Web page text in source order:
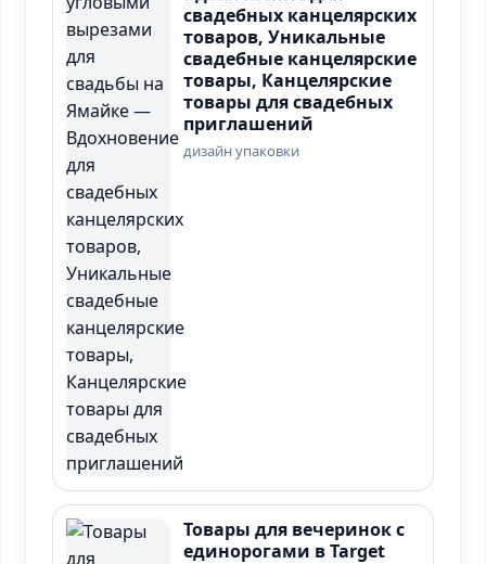
свадебных канцелярских
товаров, Уникальные
свадебные канцелярские
товары, Канцелярские
товары для свадебных
приглашений
дизайн упаковки
Товары для вечеринок с
единорогами в Target